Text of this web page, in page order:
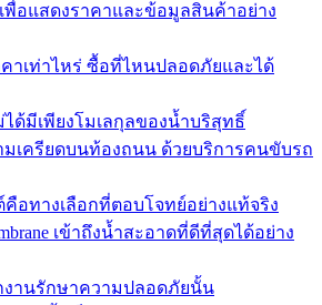
เพื่อแสดงราคาและข้อมูลสินค้าอย่าง
าเท่าไหร่ ซื้อที่ไหนปลอดภัยและได้
ได้มีเพียงโมเลกุลของน้ำบริสุทธิ์
มเครียดบนท้องถนน ด้วยบริการคนขับรถ
อทางเลือกที่ตอบโจทย์อย่างแท้จริง
เข้าถึงน้ำสะอาดที่ดีที่สุดได้อย่าง
งานรักษาความปลอดภัยนั้น